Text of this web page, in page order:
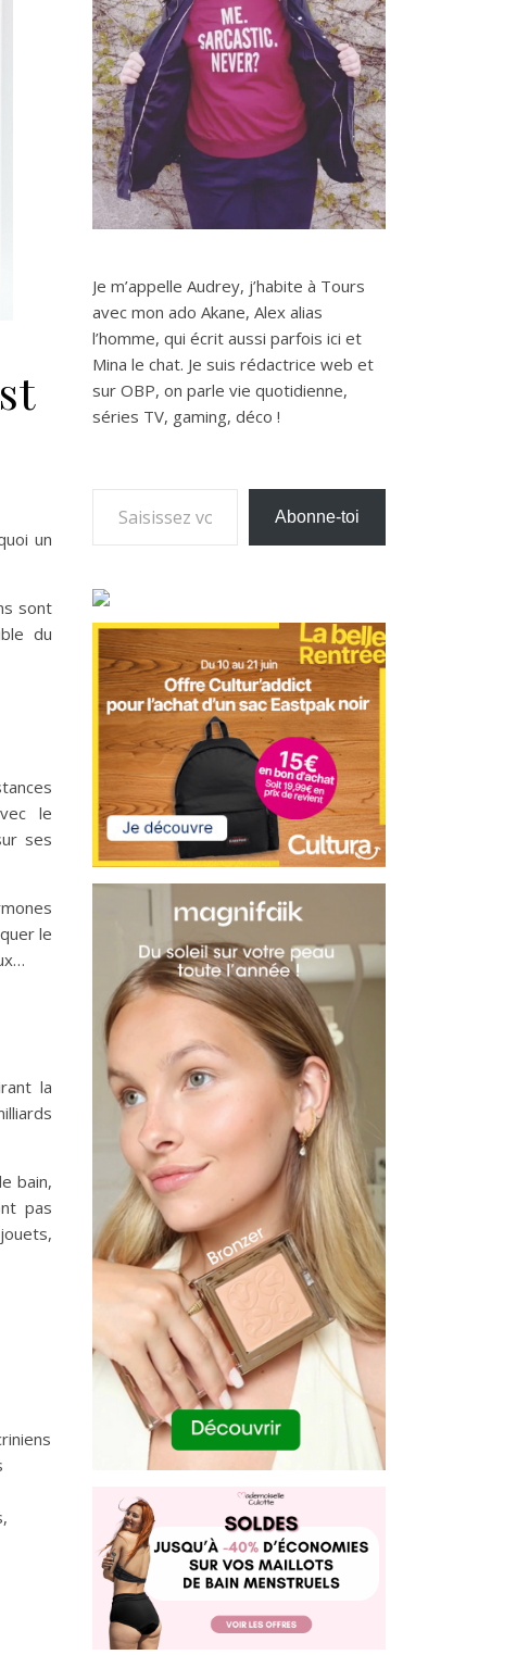
un
sont
du
le
ses
le
la
bain,
pas
Je m’appelle Audrey, j’habite à Tours
avec mon ado Akane, Alex alias
l’homme, qui écrit aussi parfois ici et
Mina le chat. Je suis rédactrice web et
sur OBP, on parle vie quotidienne,
séries TV, gaming, déco !
Saisissez votre adresse e-mail…
Abonne-toi